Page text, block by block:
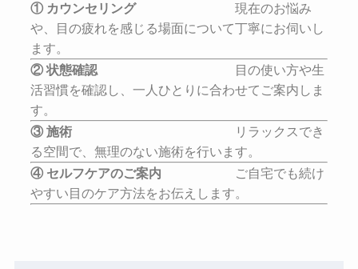
① カウンセリング
現在のお悩み
や、目の疲れを感じる場面について丁寧にお伺いし
ます。
② 状態確認
目の使い方や生
活習慣を確認し、一人ひとりに合わせてご案内しま
す。
③ 施術
リラックスでき
る空間で、無理のない施術を行います。
④ セルフケアのご案内 ご自宅でも続け
やすい目のケア方法をお伝えします。